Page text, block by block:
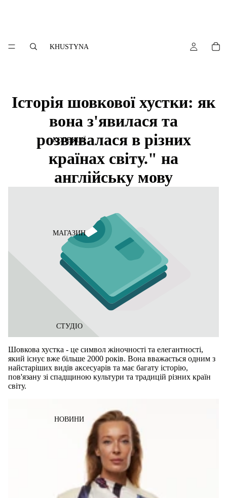
KHUSTYNA
КОЛЕКЦІЇ
МАГАЗИН
СТУДІО
НОВИНИ
Історія шовкової хустки: як
вона з'явилася та
розвивалася в різних
країнах світу." на
англійську мову
Шовкова хустка - це символ жіночності та елегантності,
який існує вже більше 2000 років. Вона вважається одним з
найстаріших видів аксесуарів та має багату історію,
пов'язану зі спадщиною культури та традицій різних країн
світу.